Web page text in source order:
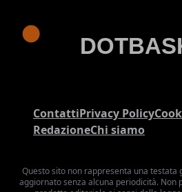
ContattiPrivacy Policy
RedazioneChi siamo
Questo sito non rappresenta una testata
aggiornato senza alcuna periodicità. Non